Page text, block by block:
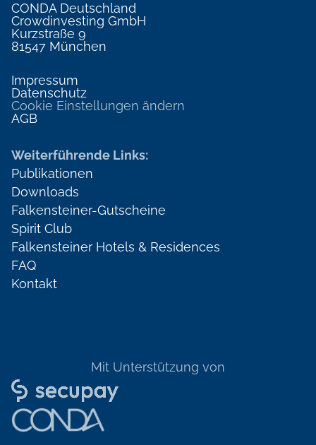
CONDA Deutschland
Crowdinvesting GmbH
Kurzstraße 9
81547 München
Impressum
Datenschutz
Cookie Einstellungen ändern
AGB
Weiterführende Links:
Publikationen
Downloads
Falkensteiner-Gutscheine
Spirit Club
Falkensteiner Hotels & Residences
FAQ
Kontakt
Mit Unterstützung von